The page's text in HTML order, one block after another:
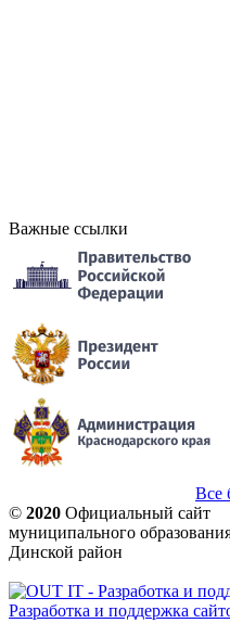
Важные ссылки
Все
© 2020 Официальный сайт
муниципального
Динской район
Разработка и поддержка